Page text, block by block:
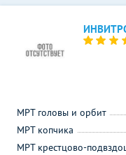
МРТ головы и орбит
МРТ копчика
МРТ крестцово-